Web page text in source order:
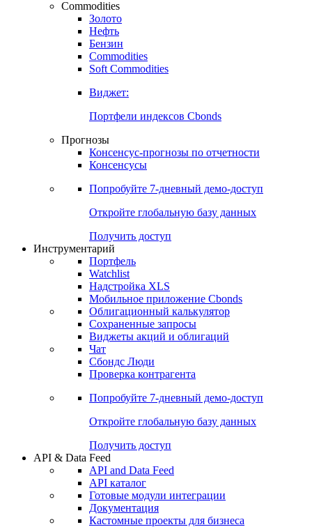
Commodities
Золото
Нефть
Бензин
Commodities
Soft Commodities
Виджет:
Портфели индексов Cbonds
Прогнозы
Консенсус-прогнозы по отчетности
Консенсусы
Попробуйте 7-дневный демо-доступ
Откройте глобальную базу данных
Получить доступ
Инструментарий
Портфель
Watchlist
Надстройка XLS
Мобильное приложение Cbonds
Облигационный калькулятор
Сохраненные запросы
Виджеты акций и облигаций
Чат
Сбондс Люди
Проверка контрагента
Попробуйте 7-дневный демо-доступ
Откройте глобальную базу данных
Получить доступ
API & Data Feed
API and Data Feed
API каталог
Готовые модули интеграции
Документация
Кастомные проекты для бизнеса